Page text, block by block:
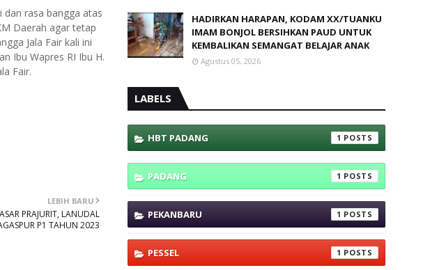
dan rasa bangga atas
Daerah agar tetap
Jala Fair kali ini
Ibu Wapres RI Ibu H.
Fair.
LEBIH BARU
PRAJURIT, LANUDAL
P1 TAHUN 2023
HADIRKAN HARAPAN, KODAM XX/TUANKU
IMAM BONJOL BERSIHKAN PAUD UNTUK
KEMBALIKAN SEMANGAT BELAJAR ANAK
Agustus 05, 2026
LABELS
HBT PADANG 1
PADANG 1
PEKANBARU 1
PESSEL 1